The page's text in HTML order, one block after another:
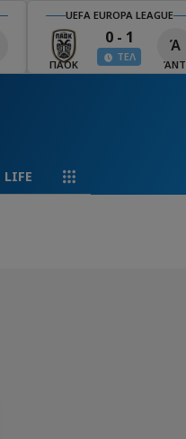
UEFA EUROPA LEAGUE
ΠΑΟΚ
0 - 1
ΤΕΛ
Ά
ΆΝΤ
LIFE